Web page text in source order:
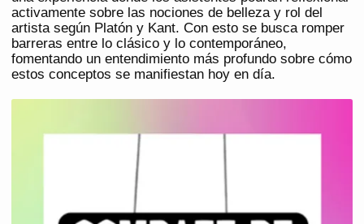
activamente sobre las nociones de belleza y rol del
artista según Platón y Kant. Con esto se busca romper
barreras entre lo clásico y lo contemporáneo,
fomentando un entendimiento más profundo sobre cómo
estos conceptos se manifiestan hoy en día.